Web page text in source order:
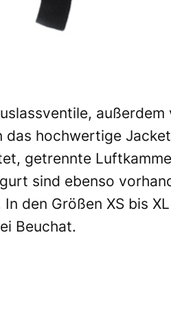
das hochwertige
getrennte
sind ebenso
den Größen XS bis
Beuchat.